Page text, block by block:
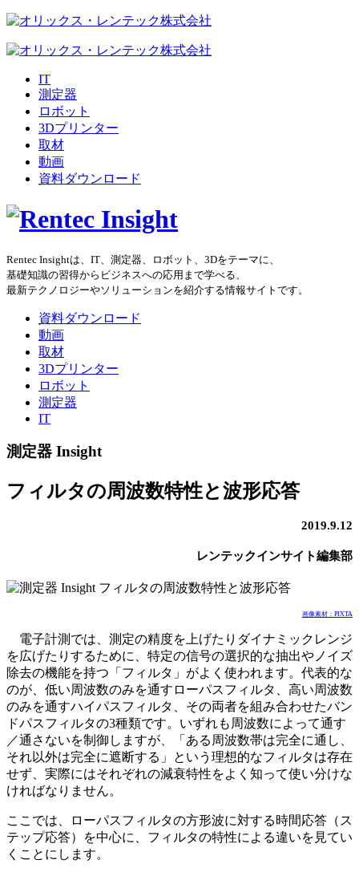
IT
測定器
ロボット
3Dプリンター
取材
動画
資料ダウンロード
Rentec Insightは、IT、測定器、ロボット、3Dをテーマに、
基礎知識の習得からビジネスへの応用まで学べる、
最新テクノロジーやソリューションを紹介する情報サイトです。
資料ダウンロード
動画
取材
3Dプリンター
ロボット
測定器
IT
測定器 Insight
フィルタの周波数特性と波形応答
2019.9.12
レンテックインサイト編集部
画像素材：PIXTA
電子計測では、測定の精度を上げたりダイナミックレンジ
を広げたりするために、特定の信号の選択的な抽出やノイズ
除去の機能を持つ「フィルタ」がよく使われます。代表的な
のが、低い周波数のみを通すローパスフィルタ、高い周波数
のみを通すハイパスフィルタ、その両者を組み合わせたバン
ドパスフィルタの3種類です。いずれも周波数によって通す
／通さないを制御しますが、「ある周波数帯は完全に通し、
それ以外は完全に遮断する」という理想的なフィルタは存在
せず、実際にはそれぞれの減衰特性をよく知って使い分けな
ければなりません。
ここでは、ローパスフィルタの方形波に対する時間応答（ス
テップ応答）を中心に、フィルタの特性による違いを見てい
くことにします。